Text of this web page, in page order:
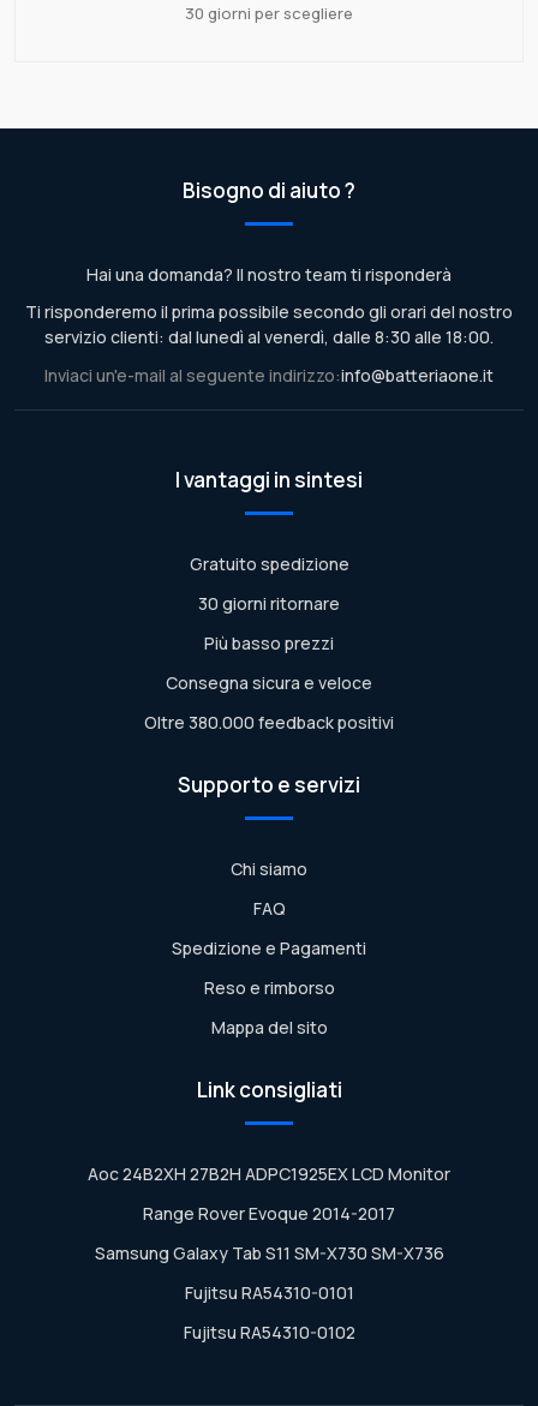
30 giorni per scegliere
Bisogno di aiuto ?
Hai una domanda? Il nostro team ti risponderà
Ti risponderemo il prima possibile secondo gli orari del nostro
servizio clienti: dal lunedì al venerdì, dalle 8:30 alle 18:00.
Inviaci un'e-mail al seguente indirizzo:info@batteriaone.it
I vantaggi in sintesi
Gratuito spedizione
30 giorni ritornare
Più basso prezzi
Consegna sicura e veloce
Oltre 380.000 feedback positivi
Supporto e servizi
Chi siamo
FAQ
Spedizione e Pagamenti
Reso e rimborso
Mappa del sito
Link consigliati
Aoc 24B2XH 27B2H ADPC1925EX LCD Monitor
Range Rover Evoque 2014-2017
Samsung Galaxy Tab S11 SM-X730 SM-X736
Fujitsu RA54310-0101
Fujitsu RA54310-0102